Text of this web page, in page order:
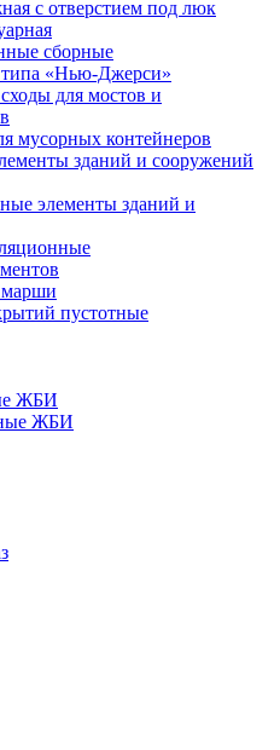
с отверстием под люк
сборные
«Нью-Джерси»
для мостов и
мусорных контейнеров
зданий и сооружений
элементы зданий и
пустотные
ЖБИ
ЖБИ